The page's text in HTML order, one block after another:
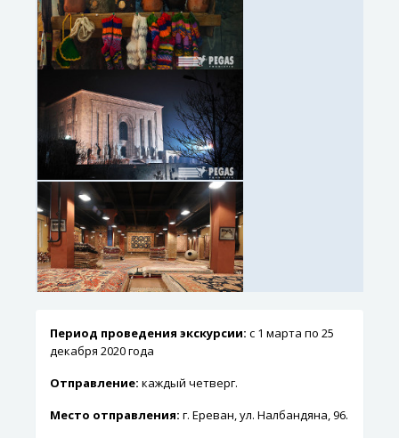
Период проведения экскурсии: с 1 марта по 25
декабря 2020 года
Отправление: каждый четверг.
Место отправления: г. Ереван, ул. Налбандяна, 96.